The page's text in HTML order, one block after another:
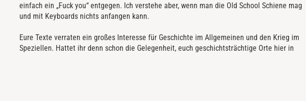
einfach ein „Fuck you“ entgegen. Ich verstehe aber, wenn man die Old School Schiene mag
und mit Keyboards nichts anfangen kann.
Eure Texte verraten ein großes Interesse für Geschichte im Allgemeinen und den Krieg im
Speziellen. Hattet ihr denn schon die Gelegenheit, euch geschichtsträchtige Orte hier in